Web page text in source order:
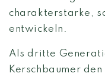
charakterstarke,
entwickeln.
Als dritte
Kerschbaumer